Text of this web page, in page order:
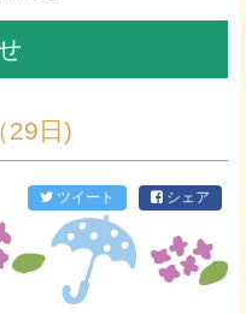
29日)
ツイート シェア